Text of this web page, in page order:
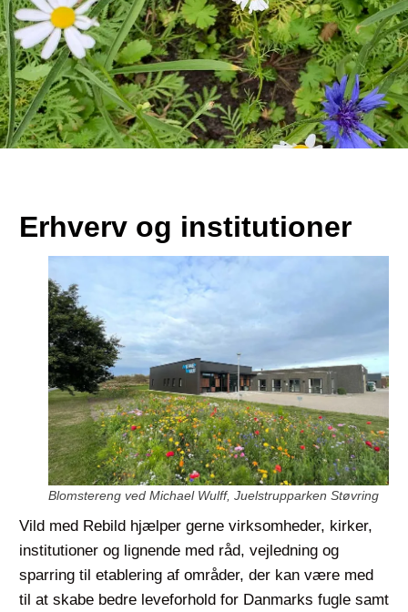
Erhverv og institutioner
Blomstereng ved Michael Wulff, Juelstrupparken Støvring
Vild med Rebild hjælper gerne virksomheder, kirker,
institutioner og lignende med råd, vejledning og
sparring til etablering af områder, der kan være med
til at skabe bedre leveforhold for Danmarks fugle samt